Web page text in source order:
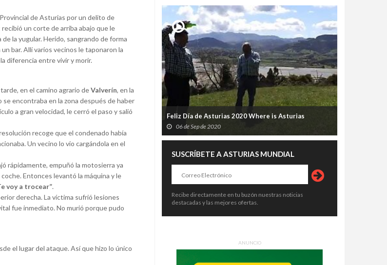
de Asturias por un delito de
recibió un corte de arriba abajo que le
la yugular. Herido, sangrando de forma
bar. Allí varios vecinos le taponaron la
diferencia entre vivir y morir.
en el camino agrario deValverín, en la
encontraba en la zona después de haber
a gran velocidad, le cerró el paso y salió
recoge que el condenado había
Un vecino lo vio cargándola en el
rápidamente, empuñó la motosierra ya
Entonces levantó la máquina y le
voy a trocear”.
derecha. La víctima sufrió lesiones
fue inmediato. No murió porque pudo
el lugar del ataque. Así que hizo lo único
Feliz Día de Asturias 2020 Where is Asturias
06 de Sep de 2020
SUSCRÍBETE A ASTURIAS MUNDIAL
Recibe directamente en tu buzón nuestras noticias
destacadas y las mejores ofertas.
ANUNCIO